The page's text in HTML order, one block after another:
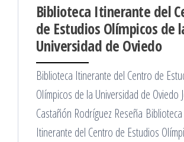
Biblioteca Itinerante del
de Estudios Olímpicos de
Universidad de Oviedo
Biblioteca Itinerante del Centro de
Olímpicos de la Universidad de Oviedo
Castañón Rodríguez Reseña Biblioteca
Itinerante del Centro de Estudios